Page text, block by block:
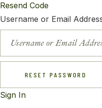
Resend Code
Username or Email
RESET PASSWORD
Sign In